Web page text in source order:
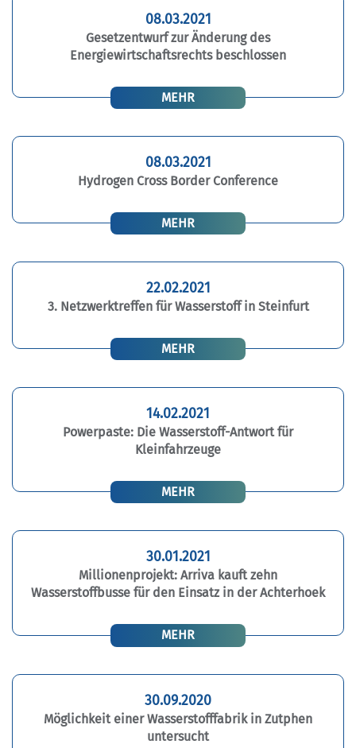
08.03.2021
Gesetzentwurf zur Änderung des
Energiewirtschaftsrechts beschlossen
MEHR
08.03.2021
Hydrogen Cross Border Conference
MEHR
22.02.2021
3. Netzwerktreffen für Wasserstoff in Steinfurt
MEHR
14.02.2021
Powerpaste: Die Wasserstoff-Antwort für
Kleinfahrzeuge
MEHR
30.01.2021
Millionenprojekt: Arriva kauft zehn
Wasserstoffbusse für den Einsatz in der Achterhoek
MEHR
30.09.2020
Möglichkeit einer Wasserstofffabrik in Zutphen
untersucht